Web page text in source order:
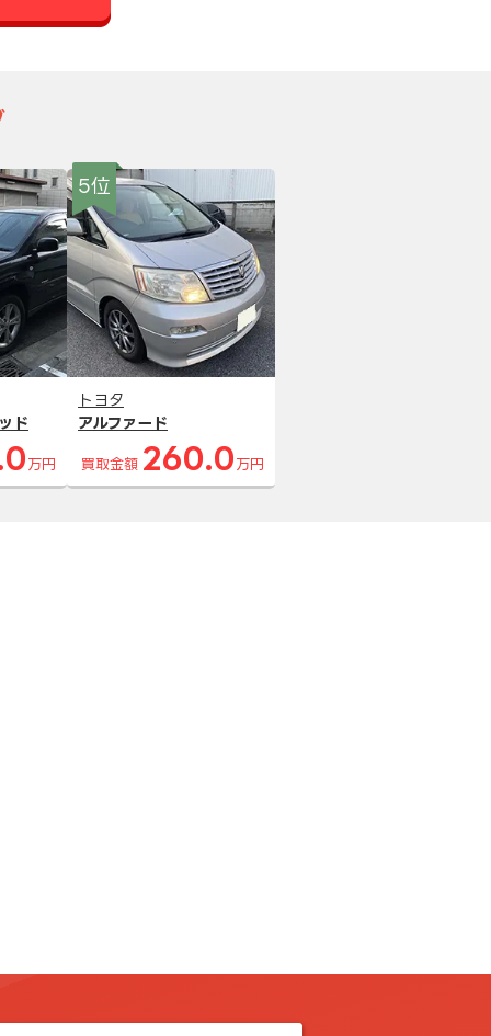
ド
万円
5位
トヨタ
アルファード
買取金額 260.0 万円